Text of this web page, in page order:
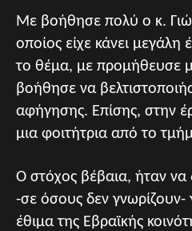
Με βοήθησε πολύ ο κ.
οποίος είχε κάνει
το θέμα, με προμήθευσε
βοήθησε να
αφήγησης. Επίσης, στην
μια φοιτήτρια από το
Ο στόχος βέβαια, ήταν να
-σε όσους δεν γνωρίζουν-
έθιμα της Εβραϊκής